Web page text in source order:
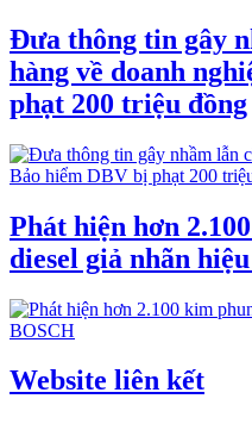
Đưa thông tin gây
hàng về doanh
phạt 200 triệu đồng
Phát hiện hơn
diesel giả nhãn
Website liên kết